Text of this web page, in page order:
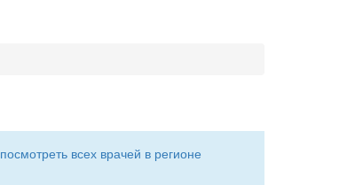
посмотреть всех врачей в регионе